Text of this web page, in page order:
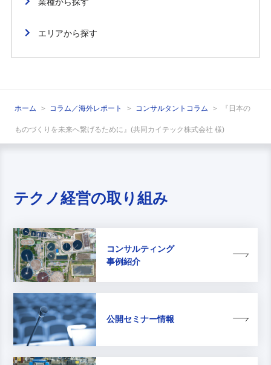
エリアから探す
ホーム コラム／海外レポート コンサルタントコラム 『日本の
ものづくりを未来へ繋げるために』(共同カイテック株式会社 様)
テクノ経営の取り組み
コンサルティング
事例紹介
公開セミナー情報